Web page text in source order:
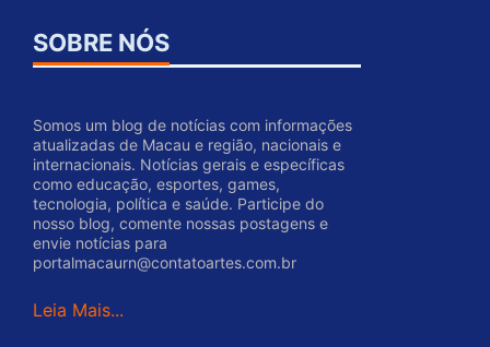
SOBRE NÓS
Somos um blog de notícias com informações
atualizadas de Macau e região, nacionais e
internacionais. Notícias gerais e específicas
como educação, esportes, games,
tecnologia, política e saúde. Participe do
nosso blog, comente nossas postagens e
envie notícias para
portalmacaurn@contatoartes.com.br
Leia Mais...